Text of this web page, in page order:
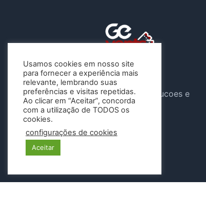
A Gevents atua sob o CNPJ
46.647.904/0001-04 , G e Solucoes e
Eventos LTDA
Siga-nos
Usamos cookies em nosso site
para fornecer a experiência mais
relevante, lembrando suas
preferências e visitas repetidas.
Ao clicar em “Aceitar”, concorda
com a utilização de TODOS os
cookies.
configurações de cookies
Aceitar